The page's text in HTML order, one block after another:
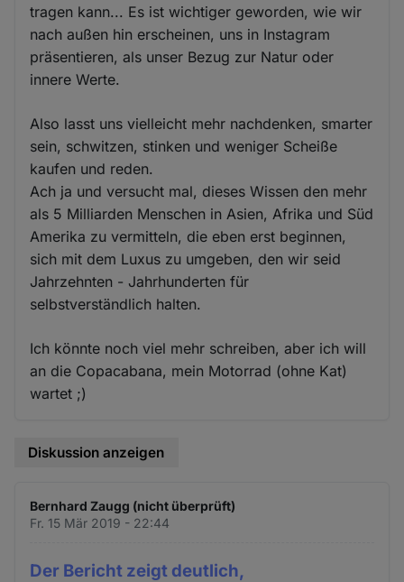
tragen kann... Es ist wichtiger geworden, wie wir
nach außen hin erscheinen, uns in Instagram
präsentieren, als unser Bezug zur Natur oder
innere Werte.
Also lasst uns vielleicht mehr nachdenken, smarter
sein, schwitzen, stinken und weniger Scheiße
kaufen und reden.
Ach ja und versucht mal, dieses Wissen den mehr
als 5 Milliarden Menschen in Asien, Afrika und Süd
Amerika zu vermitteln, die eben erst beginnen,
sich mit dem Luxus zu umgeben, den wir seid
Jahrzehnten - Jahrhunderten für
selbstverständlich halten.
Ich könnte noch viel mehr schreiben, aber ich will
an die Copacabana, mein Motorrad (ohne Kat)
wartet ;)
Diskussion anzeigen
Bernhard Zaugg (nicht überprüft)
Fr. 15 Mär 2019 - 22:44
Der Bericht zeigt deutlich,